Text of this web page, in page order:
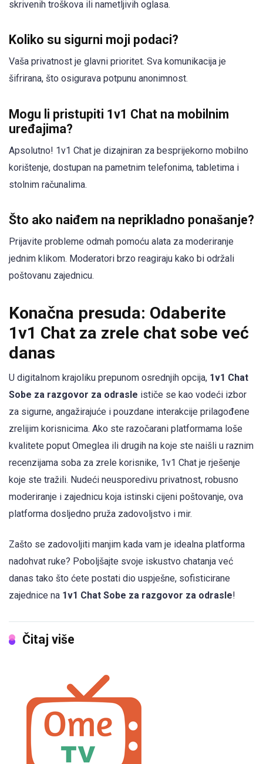
skrivenih troškova ili nametljivih oglasa.
Koliko su sigurni moji podaci?
Vaša privatnost je glavni prioritet. Sva komunikacija je
šifrirana, što osigurava potpunu anonimnost.
Mogu li pristupiti 1v1 Chat na mobilnim
uređajima?
Apsolutno! 1v1 Chat je dizajniran za besprijekorno mobilno
korištenje, dostupan na pametnim telefonima, tabletima i
stolnim računalima.
Što ako naiđem na neprikladno ponašanje?
Prijavite probleme odmah pomoću alata za moderiranje
jednim klikom. Moderatori brzo reagiraju kako bi održali
poštovanu zajednicu.
Konačna presuda: Odaberite
1v1 Chat za zrele chat sobe već
danas
U digitalnom krajoliku prepunom osrednjih opcija, 1v1 Chat
Sobe za razgovor za odrasle ističe se kao vodeći izbor
za sigurne, angažirajuće i pouzdane interakcije prilagođene
zrelijim korisnicima. Ako ste razočarani platformama loše
kvalitete poput Omeglea ili drugih na koje ste naišli u raznim
recenzijama soba za zrele korisnike, 1v1 Chat je rješenje
koje ste tražili. Nudeći neusporedivu privatnost, robusno
moderiranje i zajednicu koja istinski cijeni poštovanje, ova
platforma dosljedno pruža zadovoljstvo i mir.
Zašto se zadovoljiti manjim kada vam je idealna platforma
nadohvat ruke? Poboljšajte svoje iskustvo chatanja već
danas tako što ćete postati dio uspješne, sofisticirane
zajednice na 1v1 Chat Sobe za razgovor za odrasle!
Čitaj više